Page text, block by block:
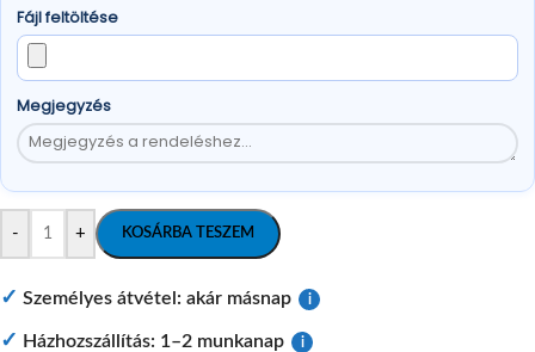
Fájl feltöltése
Megjegyzés
- + KOSÁRBA TESZEM
✓ Személyes átvétel: akár másnap i
✓ Házhozszállítás: 1–2 munkanap i